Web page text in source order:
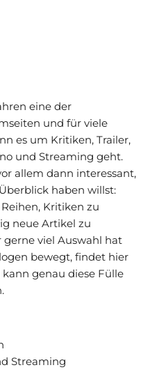
eine der
und für viele
es um Kritiken, Trailer,
und Streaming geht.
allem dann interessant,
haben willst:
Kritiken zu
neue Artikel zu
viel Auswahl hat
bewegt, findet hier
genau diese Fülle
Streaming